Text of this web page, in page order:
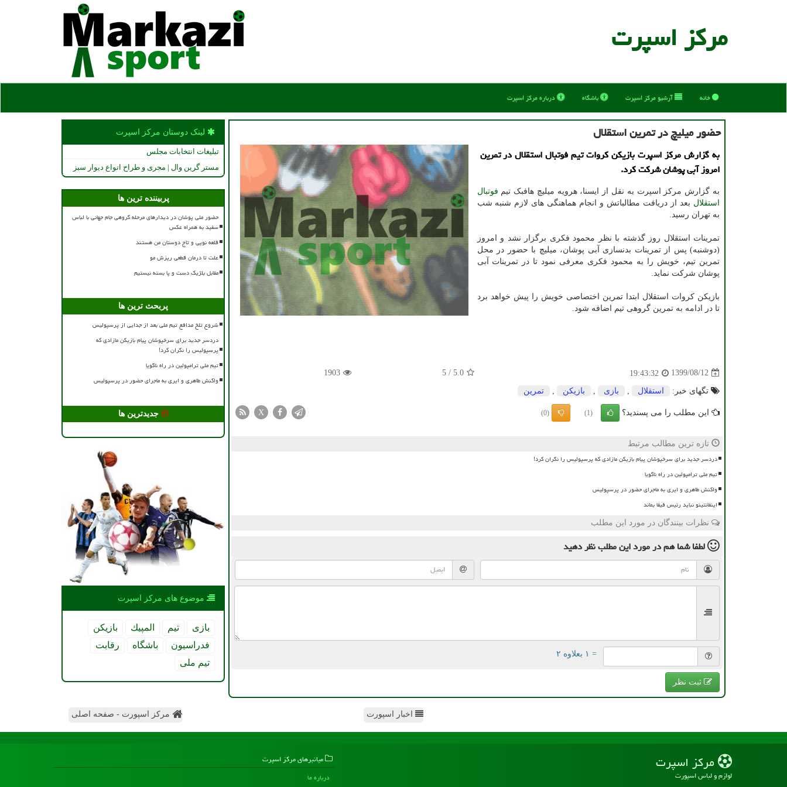
مركز اسپرت
خانه آرشیو مركز اسپرت باشگاه درباره مركز اسپرت
حضور میلیچ در تمرین استقلال
به گزارش مركز اسپرت بازیكن كروات تیم فوتبال استقلال در تمرین
امروز آبی پوشان شركت كرد.
به گزارش مرکز اسپرت به نقل از ایسنا، هرویه میلیچ هافبک تیم فوتبال
استقلال بعد از دریافت مطالباتش و انجام هماهنگی های لازم شنبه شب
به تهران رسید.
تمرینات استقلال روز گذشته با نظر محمود فکری برگزار نشد و امروز
(دوشنبه) پس از تمرینات بدنسازی آبی پوشان، میلیچ با حضور در محل
تمرین تیم، خویش را به محمود فکری معرفی نمود تا در تمرینات آبی
پوشان شرکت نماید.
بازیکن کروات استقلال ابتدا تمرین اختصاصی خویش را پیش خواهد برد
تا در ادامه به تمرین گروهی تیم اضافه شود.
1399/08/12
19:43:32
5.0
/
5
1903
تگهای خبر: استقلال بازی بازیكن تمرین
این مطلب را می پسندید؟ (1)
(0)
X
تازه ترین مطالب مرتبط
دردسر جدید برای سرخپوشان پیام بازیکن مازادی که پرسپولیس را نگران کرد!
تیم ملی ترامپولین در راه ناگویا
واکنش طاهری و ایری به ماجرای حضور در پرسپولیس
اینفانتینو نباید رئیس فیفا بماند
نظرات بینندگان در مورد این مطلب
لطفا شما همدر مورد این مطلبنظر دهید
= ۱ بعلاوه ۲
ثبت نظر
لینک دوستان مركز اسپرت
تبلیغات انتخابات مجلس
مستر گرین وال | مجری و طراح انواع دیوار سبز
پربیننده ترین ها
حضور ملی پوشان در دیدارهای مرحله گروهی جام جهانی با لباس
سفید به همراه عکس
قلعه نویی و تاج دوستان من هستند
علت تا درمان قطعی ریزش مو
مقابل بلژیک دست و پا بسته نیستیم
پربحث ترین ها
شروع تلخ مدافع تیم ملی بعد از جدایی از پرسپولیس
دردسر جدید برای سرخپوشان پیام بازیکن مازادی که
پرسپولیس را نگران کرد!
تیم ملی ترامپولین در راه ناگویا
واکنش طاهری و ایری به ماجرای حضور در پرسپولیس
جدیدترین ها
موضوع های مركز اسپرت
بازی تیم المپیك
بازیكن
فدراسیون
باشگاه
رقابت
تیم ملی
اخبار اسپورت مرکز اسپورت - صفحه اصلی
مركز اسپرت
لوازم و لباس اسپورت
میانبرهای مركز اسپرت
درباره ما